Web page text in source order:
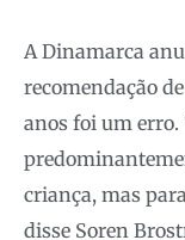
A Dinamarca
recomendação
anos foi um erro.
criança, mas
disse Soren